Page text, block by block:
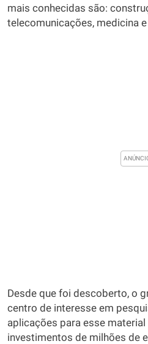
mais conhecidas são:
telecomunicações, medicina
Desde que foi descoberto, o
centro de interesse em
aplicações para esse
investimentos de milhões de